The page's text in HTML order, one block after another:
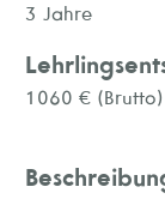
3 Jahre
1060 € (Brutto)